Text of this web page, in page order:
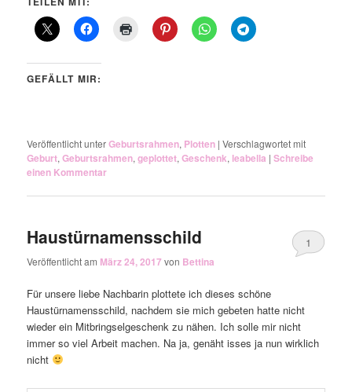
GEFÄLLT MIR:
Veröffentlicht unterGeburtsrahmen, Plotten |Verschlagwortet mit
Geburt,Geburtsrahmen,geplottet,Geschenk, leabella |Schreibe
einen Kommentar
Haustürnamensschild
Veröffentlicht am März 24, 2017von Bettina
1
Für unsere liebe Nachbarin plottete ich dieses schöne
Haustürnamensschild, nachdem sie mich gebeten hatte nicht
wieder ein Mitbringselgeschenk zu nähen. Ich solle mir nicht
immer so viel Arbeit machen. Na ja, genäht isses ja nun wirklich
nicht